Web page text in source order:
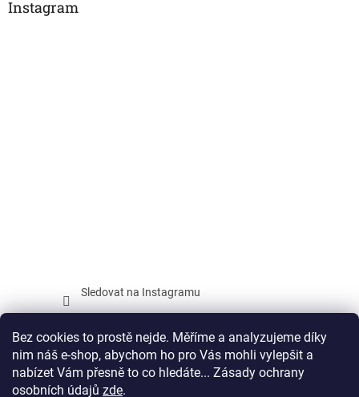
Bez cookies to prostě nejde. Měříme a analyzujeme díky
nim náš e-shop, abychom ho pro Vás mohli vylepšit a
nabízet Vám přesně to co hledáte... Zásady ochrany
osobních údajů zde.
Instagram
Sledovat na Instagramu
Facebook